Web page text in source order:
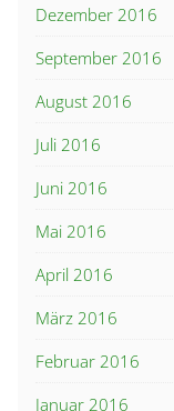
Dezember 2016
September 2016
August 2016
Juli 2016
Juni 2016
Mai 2016
April 2016
März 2016
Februar 2016
Januar 2016